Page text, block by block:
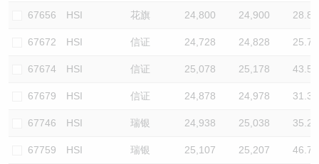
67656 HSI 花旗 24,800 24,900 28.8
67672 HSI 信证 24,728 24,828 25.7
67674 HSI 信证 25,078 25,178 43.5
67679 HSI 信证 24,878 24,978 31.3
67746 HSI 瑞银 24,938 25,038 35.2
67759 HSI 瑞银 25,107 25,207 46.7